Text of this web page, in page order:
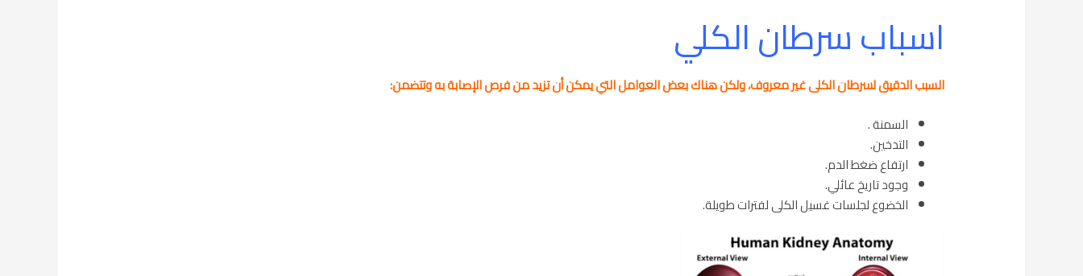
اسباب سرطان الكلي
السبب الدقيق لسرطان الكلى غير معروف، ولكن هناك بعض العوامل التي يمكن أن تزيد من فرص الإصابة به وتتضمن:
السمنة .
التدخين.
ارتفاع ضغط الدم.
وجود تاريخ عائلي.
الخضوع لجلسات غسيل الكلى لفترات طويلة.